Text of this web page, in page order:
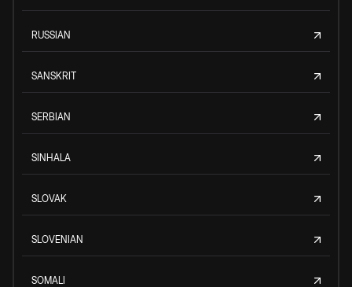
RUSSIAN
SANSKRIT
SERBIAN
SINHALA
SLOVAK
SLOVENIAN
SOMALI